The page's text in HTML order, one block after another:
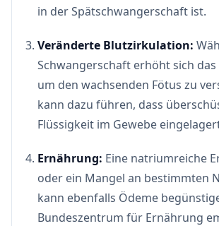
in der Spätschwangerschaft ist.
Veränderte Blutzirkulation:
Schwangerschaft erhöht sich
um den wachsenden Fötus zu
kann dazu führen, dass
Flüssigkeit im Gewebe
Ernährung: Eine natriumreiche
oder ein Mangel an bestimmten
kann ebenfalls Ödeme
Bundeszentrum für Ernährung